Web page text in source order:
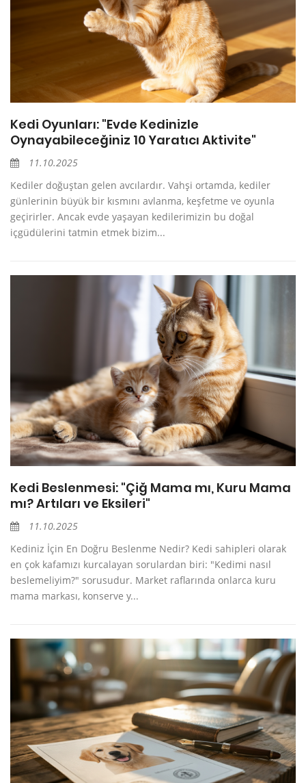
Kedi Oyunları: "Evde Kedinizle
Oynayabileceğiniz 10 Yaratıcı Aktivite"
11.10.2025
Kediler doğuştan gelen avcılardır. Vahşi ortamda, kediler
günlerinin büyük bir kısmını avlanma, keşfetme ve oyunla
geçirirler. Ancak evde yaşayan kedilerimizin bu doğal
içgüdülerini tatmin etmek bizim...
Kedi Beslenmesi: "Çiğ Mama mı, Kuru Mama
mı? Artıları ve Eksileri"
11.10.2025
Kediniz İçin En Doğru Beslenme Nedir? Kedi sahipleri olarak
en çok kafamızı kurcalayan sorulardan biri: "Kedimi nasıl
beslemeliyim?" sorusudur. Market raflarında onlarca kuru
mama markası, konserve y...